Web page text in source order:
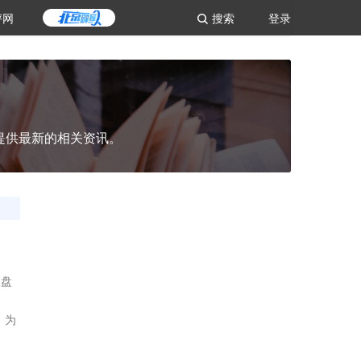
登录
搜索
最新的相关资讯。
为